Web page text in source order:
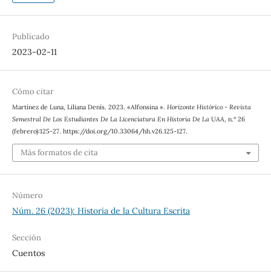
Publicado
2023-02-11
Cómo citar
Martínez de Luna, Liliana Denís. 2023. «Alfonsina ». Horizonte Histórico - Revista
Semestral De Los Estudiantes De La Licenciatura En Historia De La UAA, n.º 26
(febrero):125-27. https://doi.org/10.33064/hh.v26.125-127.
Más formatos de cita
Número
Núm. 26 (2023): Historia de la Cultura Escrita
Sección
Cuentos